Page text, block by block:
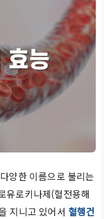
양한 이름으로 불리는
유로키나제(혈전용해
지니고 있어서 혈행건